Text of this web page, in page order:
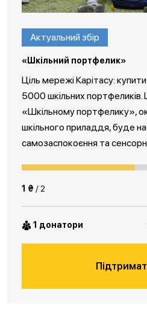
Актуальний збір
«Шкільний портфелик»
Ціль мережі Карітасу:
5000 шкільних портфеликів.
«Шкільному портфелику»,
шкільного приладдя, буде
самозаспокоєння та
1 ₴ / 2
1 донатори